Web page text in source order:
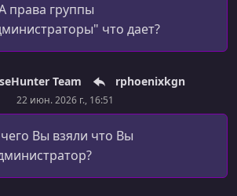
права группы
что дает?
Team rphoenixkgn
22 июн. 2026 г., 16:51
Вы взяли что Вы